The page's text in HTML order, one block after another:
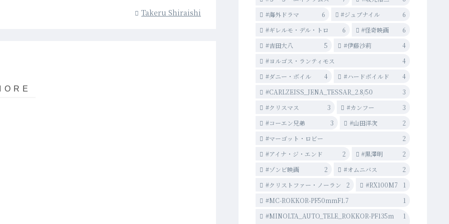
Takeru Shiraishi
#海外ドラマ
6 #ジュブナイル
6
#ギレルモ・デル・トロ
6 #怪奇映画
6
#吉田大八
5 #伊藤沙莉
4
#ヨルゴス・ランティモス
4
#ダニー・ボイル
4 #ハードボイルド
4
#CARLZEISS_JENA_TESSAR_2.8/50
3
#クリスマス
3 #カンフー
3
#コーエン兄弟
3 #山田洋次
2
#マーゴット・ロビー
2
#アイナ・ジ・エンド
2 #黒澤明
2
#ゾンビ映画
2 #オムニバス
2
#クリストファー・ノーラン
2 #RX100M7
1
#MC-ROKKOR-PF50mmF1.7
1
#MINOLTA_AUTO_TELE_ROKKOR-PF135m
1